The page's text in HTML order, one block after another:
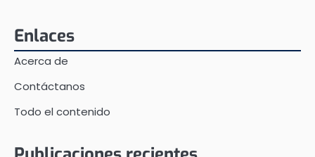
Enlaces
Acerca de
Contáctanos
Todo el contenido